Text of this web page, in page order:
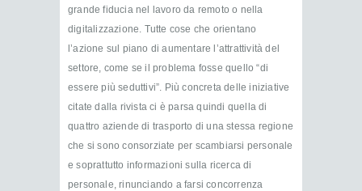
grande fiducia nel lavoro da remoto o nella
digitalizzazione. Tutte cose che orientano
l’azione sul piano di aumentare l’attrattività del
settore, come se il problema fosse quello “di
essere più seduttivi”. Più concreta delle iniziative
citate dalla rivista ci è parsa quindi quella di
quattro aziende di trasporto di una stessa regione
che si sono consorziate per scambiarsi personale
e soprattutto informazioni sulla ricerca di
personale, rinunciando a farsi concorrenza